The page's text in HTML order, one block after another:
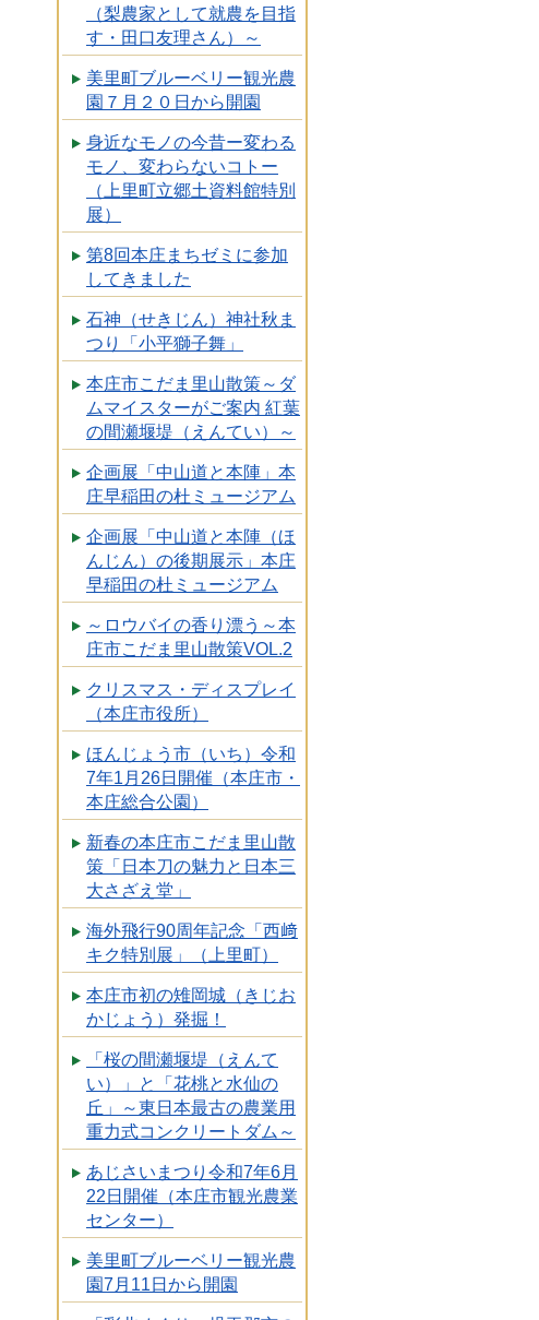
（梨農家として就農を目指
す・田口友理さん）～
美里町ブルーベリー観光農
園７月２０日から開園
身近なモノの今昔ー変わる
モノ、変わらないコトー
（上里町立郷土資料館特別
展）
第8回本庄まちゼミに参加
してきました
石神（せきじん）神社秋ま
つり「小平獅子舞」
本庄市こだま里山散策～ダ
ムマイスターがご案内 紅葉
の間瀬堰堤（えんてい）～
企画展「中山道と本陣」本
庄早稲田の杜ミュージアム
企画展「中山道と本陣（ほ
んじん）の後期展示」本庄
早稲田の杜ミュージアム
～ロウバイの香り漂う～本
庄市こだま里山散策VOL.2
クリスマス・ディスプレイ
（本庄市役所）
ほんじょう市（いち）令和
7年1月26日開催（本庄市・
本庄総合公園）
新春の本庄市こだま里山散
策「日本刀の魅力と日本三
大さざえ堂」
海外飛行90周年記念「西﨑
キク特別展」（上里町）
本庄市初の雉岡城（きじお
かじょう）発掘！
「桜の間瀬堰堤（えんて
い）」と「花桃と水仙の
丘」～東日本最古の農業用
重力式コンクリートダム～
あじさいまつり令和7年6月
22日開催（本庄市観光農業
センター）
美里町ブルーベリー観光農
園7月11日から開園